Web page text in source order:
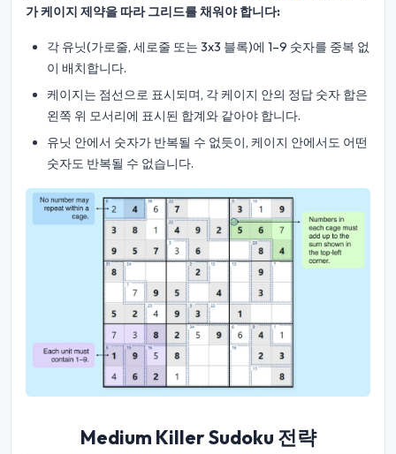
가 케이지 제약을 따라 그리드를 채워야 합니다:
각 유닛(가로줄, 세로줄 또는 3x3 블록)에 1–9 숫자를 중복 없
이 배치합니다.
케이지는 점선으로 표시되며, 각 케이지 안의 정답 숫자 합은
왼쪽 위 모서리에 표시된 합계와 같아야 합니다.
유닛 안에서 숫자가 반복될 수 없듯이, 케이지 안에서도 어떤
숫자도 반복될 수 없습니다.
Medium Killer Sudoku 전략